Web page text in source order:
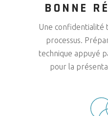
BONNE
Une confidentialité
processus.
technique appuyé
pour la